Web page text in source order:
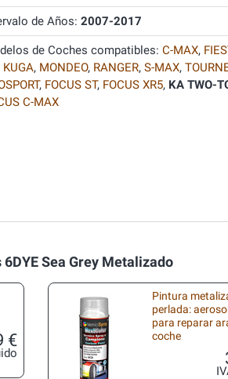
de Años: 2007-2017
de Coches compatibles: C-MAX,
KUGA, MONDEO, RANGER, S-MAX,
, FOCUS ST, FOCUS XR5, KA TWO-
C-MAX
Sea Grey Metalizado
€
Pintura
perlada:
para reparar
coche